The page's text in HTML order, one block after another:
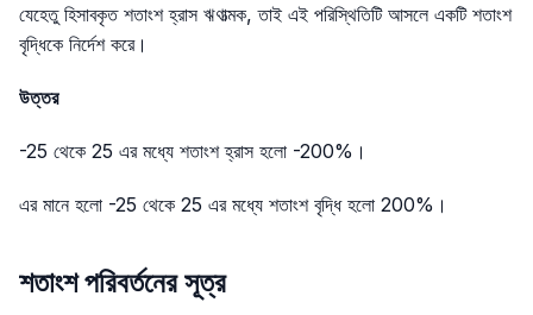
যেহেতু হিসাবকৃত শতাংশ হ্রাস ঋণাত্মক, তাই এই পরিস্থিতিটি আসলে একটি শতাংশ
বৃদ্ধিকে নির্দেশ করে।
উত্তর
-25 থেকে 25 এর মধ্যে শতাংশ হ্রাস হলো -200%।
এর মানে হলো -25 থেকে 25 এর মধ্যে শতাংশ বৃদ্ধি হলো 200%।
শতাংশ পরিবর্তনের সূত্র